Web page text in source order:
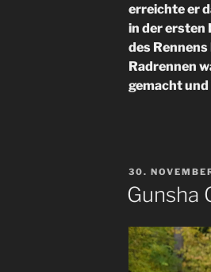
erreichte er
in der ersten
des
Radrennen
gemacht und
AM
30.
Gunsha